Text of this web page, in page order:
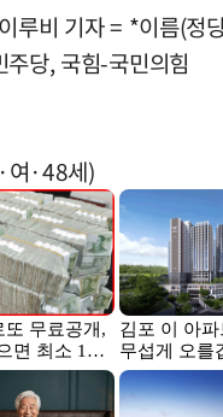
루비 기자 = *이름(정
당, 국힘-국민의힘
·48세)